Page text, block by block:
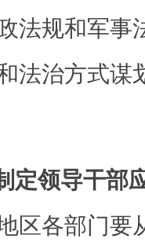
法规和军事
法治方式谋
定领导干部
区各部门要